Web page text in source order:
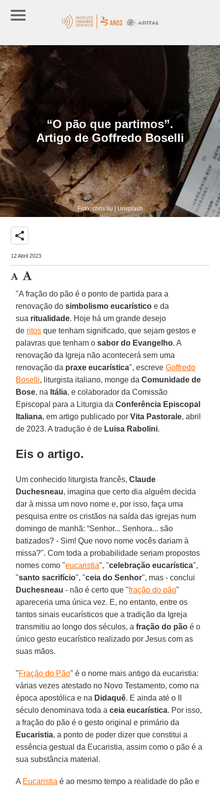
“O pão que partimos”.
Artigo de Goffredo Boselli
Foto: chris liu | Unsplash
share
12 Abril 2023
"A fração do pão é o ponto de partida para a
renovação dosimbolismo eucarístico e da
sua ritualidade. Hoje há um grande desejo
de ritos que tenham significado, que sejam gestos e
palavras que tenham osabor do Evangelho. A
renovação da Igreja não acontecerá sem uma
renovação da praxe eucarística", escreveGoffredo
Boselli, liturgista italiano, monge daComunidade de
Bose, na Itália, e colaborador da Comissão
Episcopal para a Liturgia daConferência Episcopal
Italiana, em artigo publicado porVita Pastorale, abril
de 2023. A tradução é de Luisa Rabolini.
Eis o artigo.
Um conhecido liturgista francês,Claude
Duchesneau, imagina que certo dia alguém decida
dar à missa um novo nome e, por isso, faça uma
pesquisa entre os cristãos na saída das igrejas num
domingo de manhã: “Senhor... Senhora... são
batizados? - Sim! Que novo nome vocês dariam à
missa?". Com toda a probabilidade seriam propostos
nomes como "eucaristia", "celebração eucarística",
"santo sacrifício", "ceia do Senhor", mas - conclui
Duchesneau - não é certo que "fração do pão"
apareceria uma única vez. E, no entanto, entre os
tantos sinais eucarísticos que a tradição da Igreja
transmitiu ao longo dos séculos, afração do pão é o
único gesto eucarístico realizado por Jesus com as
suas mãos.
"Fração do Pão" é o nome mais antigo da eucaristia:
várias vezes atestado no Novo Testamento, como na
época apostólica e na Didaquê. E ainda até o II
século denominava toda aceia eucarística. Por isso,
a fração do pão é o gesto original e primário da
Eucaristia, a ponto de poder dizer que constitui a
essência gestual da Eucaristia, assim como o pão é a
sua substância material.
A Eucaristia é ao mesmo tempo a realidade do pão e